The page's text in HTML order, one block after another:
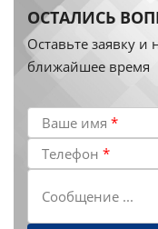
ОСТАЛИСЬ
Оставьте заявку
ближайшее время
Ваше имя *
Телефон *
Сообщение ...